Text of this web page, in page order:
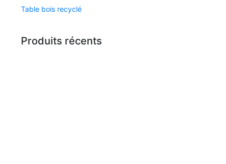
Table bois recyclé
Produits récents